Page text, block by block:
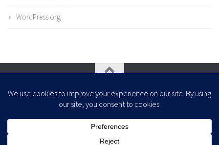
WordPress.org
- Zaprojektowany z